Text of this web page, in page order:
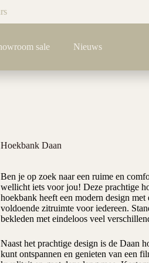
sale Nieuws
Hoekbank Daan
Ben je op zoek naar een ruime en
wellicht iets voor jou! Deze prachtige
hoekbank heeft een modern design
voldoende zitruimte voor iedereen.
bekleden met eindeloos veel
Naast het prachtige design is de Daan
kunt ontspannen en genieten van een